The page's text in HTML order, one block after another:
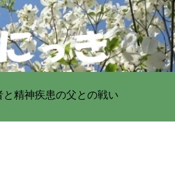
精神疾患の父との戦い